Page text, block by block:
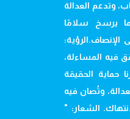
وتدعم العدالة
يرسخ سلامًا
الإنصاف.الرؤية:
فيه المساءلة،
حماية الحقيقة
وتُصان فيه
الشعار: "